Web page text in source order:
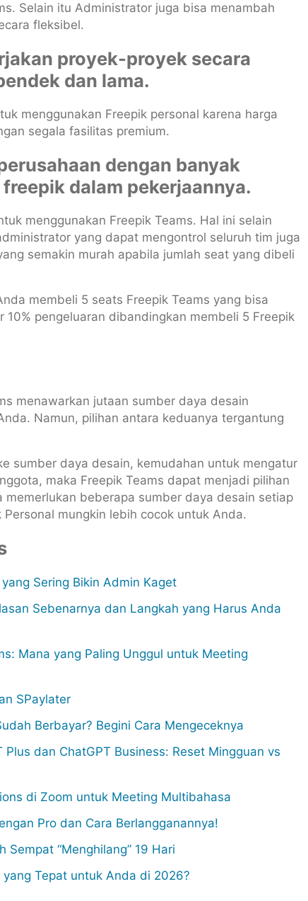
Selain itu Administrator juga bisa menambah
fleksibel.
proyek-proyek secara
dan lama.
menggunakan Freepik personal karena harga
segala fasilitas premium.
dengan banyak
dalam pekerjaannya.
menggunakan Freepik Teams. Hal ini selain
yang dapat mengontrol seluruh tim juga
semakin murah apabila jumlah seat yang dibeli
membeli 5 seats Freepik Teams yang bisa
pengeluaran dibandingkan membeli 5 Freepik
menawarkan jutaan sumber daya desain
Namun, pilihan antara keduanya tergantung
sumber daya desain, kemudahan untuk mengatur
maka Freepik Teams dapat menjadi pilihan
beberapa sumber daya desain setiap
mungkin lebih cocok untuk Anda.
Sering Bikin Admin Kaget
Sebenarnya dan Langkah yang Harus Anda
Mana yang Paling Unggul untuk Meeting
SPaylater
Berbayar? Begini Cara Mengeceknya
dan ChatGPT Business: Reset Mingguan vs
di Zoom untuk Meeting Multibahasa
Pro dan Cara Berlangganannya!
Sempat “Menghilang” 19 Hari
Tepat untuk Anda di 2026?